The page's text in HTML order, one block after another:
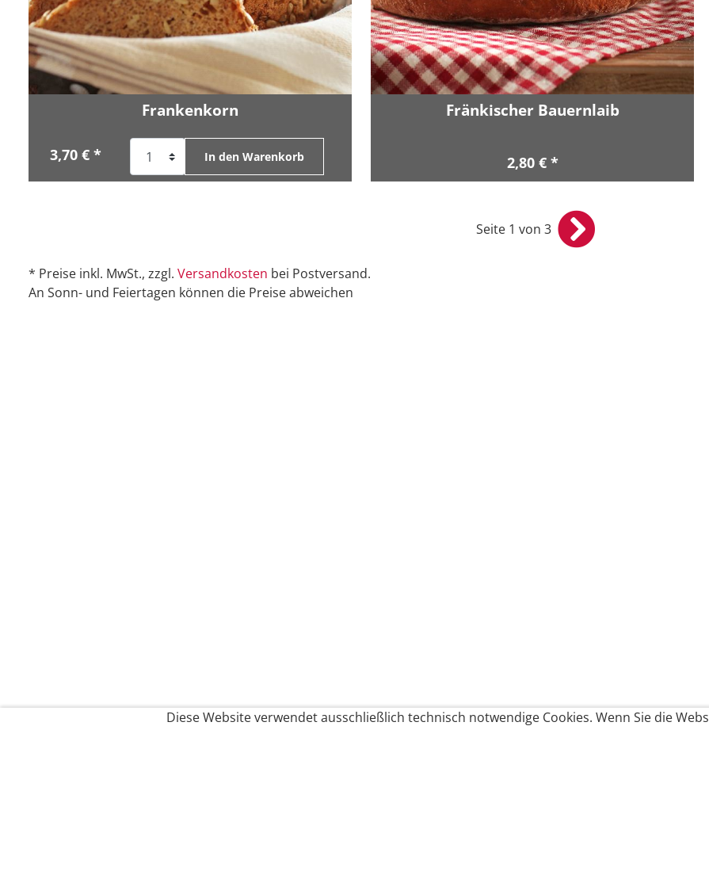
Frankenkorn
3,70 € * In den Warenkorb
Fränkischer Bauernlaib
2,80 € *
Seite 1 von 3
* Preise inkl. MwSt., zzgl. Versandkosten bei Postversand.
An Sonn- und Feiertagen können die Preise abweichen
Diese Website verwendet ausschließlich technisch notwendige Cookies. Wenn Sie die